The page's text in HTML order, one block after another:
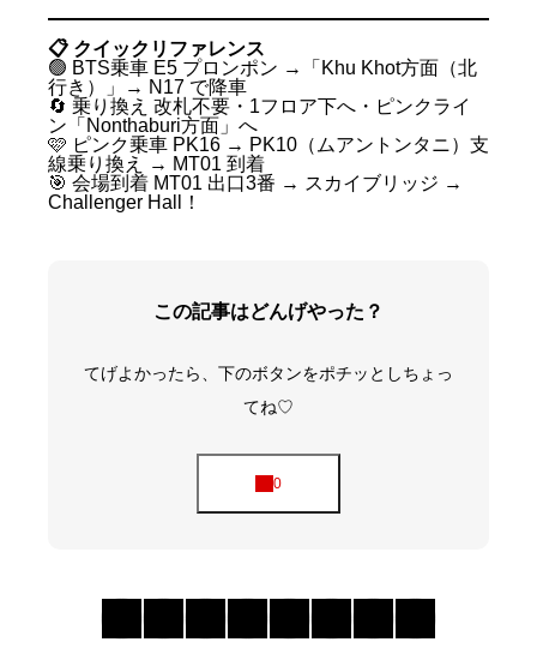
📋 クイックリファレンス
🟢 BTS乗車 E5 プロンポン →「Khu Khot方面（北
行き）」→ N17 で降車
🔄 乗り換え 改札不要・1フロア下へ・ピンクライ
ン「Nonthaburi方面」へ
🩷 ピンク乗車 PK16 → PK10（ムアントンタニ）支
線乗り換え → MT01 到着
🎯 会場到着 MT01 出口3番 → スカイブリッジ →
Challenger Hall！
この記事はどんげやった？
てげよかったら、下のボタンをポチッとしちょっ
てね♡